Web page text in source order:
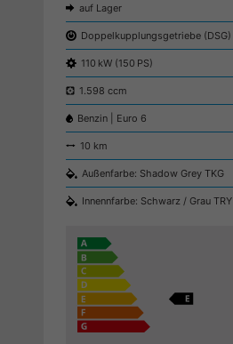
auf Lager
Doppelkupplungsgetriebe (DSG)
110 kW (150 PS)
1.598 ccm
Benzin | Euro 6
10 km
Außenfarbe: Shadow Grey TKG
Innennfarbe: Schwarz / Grau TRY